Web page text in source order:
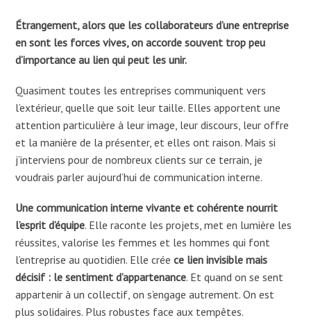
Étrangement, alors que les collaborateurs d’une entreprise
en sont les forces vives, on accorde souvent trop peu
d’importance au lien qui peut les unir.
Quasiment toutes les entreprises communiquent vers
l’extérieur, quelle que soit leur taille. Elles apportent une
attention particulière à leur image, leur discours, leur offre
et la manière de la présenter, et elles ont raison. Mais si
j’interviens pour de nombreux clients sur ce terrain, je
voudrais parler aujourd’hui de communication interne.
Une communication interne vivante et cohérente nourrit
l’esprit d’équipe. Elle raconte les projets, met en lumière les
réussites, valorise les femmes et les hommes qui font
l’entreprise au quotidien. Elle créece lien invisible mais
décisif : le sentiment d’appartenance. Et quand on se sent
appartenir à un collectif, on s’engage autrement. On est
plus solidaires. Plus robustes face aux tempêtes.